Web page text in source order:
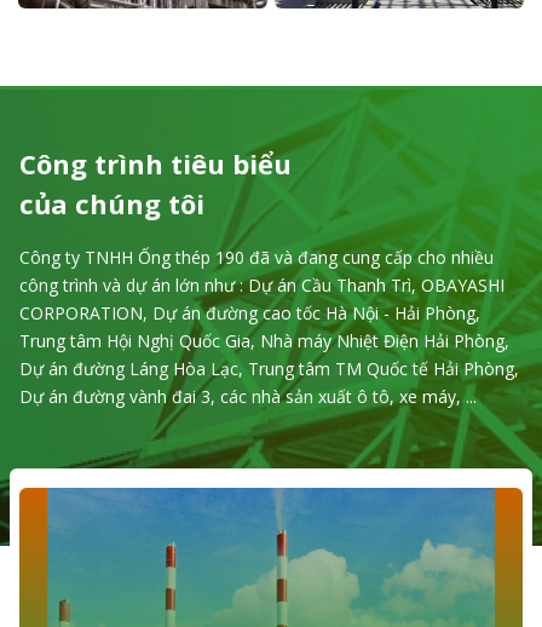
Công trình tiêu biểu
của chúng tôi
Công ty TNHH Ống thép 190 đã và đang cung cấp cho nhiều
công trình và dự án lớn như : Dự án Cầu Thanh Trì, OBAYASHI
CORPORATION, Dự án đường cao tốc Hà Nội - Hải Phòng,
Trung tâm Hội Nghị Quốc Gia, Nhà máy Nhiệt Điện Hải Phòng,
Dự án đường Láng Hòa Lạc, Trung tâm TM Quốc tế Hải Phòng,
Dự án đường vành đai 3, các nhà sản xuất ô tô, xe máy, ...